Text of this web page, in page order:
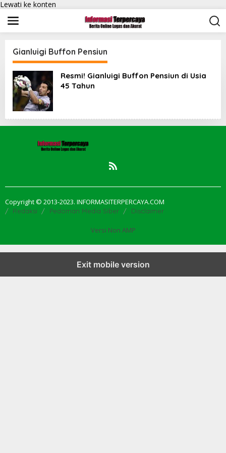
Lewati ke konten
Gianluigi Buffon Pensiun
Resmi! Gianluigi Buffon Pensiun di Usia
45 Tahun
Copyright © 2013-2023. INFORMASITERPERCAYA.COM
Redaksi Pedoman Media Siber Disclaimer
Versi Non AMP
Exit mobile version